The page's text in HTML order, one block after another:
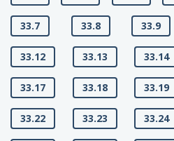
33.7 33.8 33.9
33.12 33.13 33.14
33.17 33.18 33.19
33.22 33.23 33.24